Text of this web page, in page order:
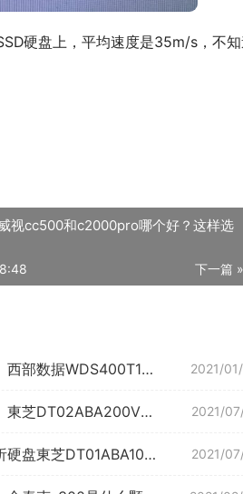
硬盘上，平均速度是35m/s，不
视cc500和c2000pro哪个好？这样选
下一篇 »
2021/
「实情反馈」西部数据WDS400T1X0L-00AUJ0SSD固态硬盘评测报告怎么样？质量不靠谱？
2021/
【硬盘实情】東芝DT02ABA200V质量评测怎么样好不好用？
2021/
口碑实情分析硬盘東芝DT01ABA100V怎么样的质量，评测为什么这样？